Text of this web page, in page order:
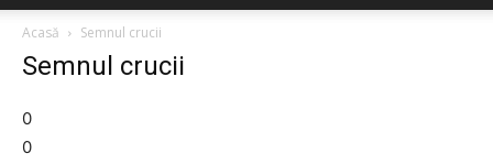
Acasă
Semnul crucii
Semnul crucii
0
0